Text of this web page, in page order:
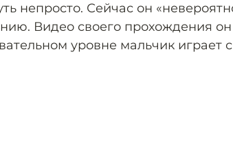
непросто. Сейчас он
Видео своего прохождения он
уровне мальчик играет с